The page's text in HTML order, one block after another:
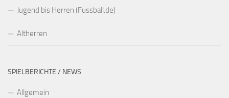
Jugend bis Herren (Fussball.de)
Altherren
SPIELBERICHTE / NEWS
Allgemein